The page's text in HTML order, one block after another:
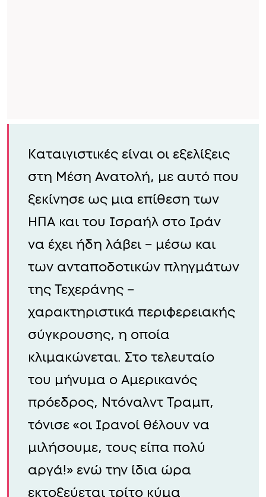
Καταιγιστικές είναι οι εξελίξεις
στη Μέση Ανατολή, με αυτό που
ξεκίνησε ως μια επίθεση των
ΗΠΑ και του Ισραήλ στο Ιράν
να έχει ήδη λάβει – μέσω και
των ανταποδοτικών πληγμάτων
της Τεχεράνης –
χαρακτηριστικά περιφερειακής
σύγκρουσης, η οποία
κλιμακώνεται. Στο τελευταίο
του μήνυμα ο Αμερικανός
πρόεδρος, Ντόναλντ Τραμπ,
τόνισε «οι Ιρανοί θέλουν να
μιλήσουμε, τους είπα πολύ
αργά!» ενώ την ίδια ώρα
εκτοξεύεται τρίτο κύμα